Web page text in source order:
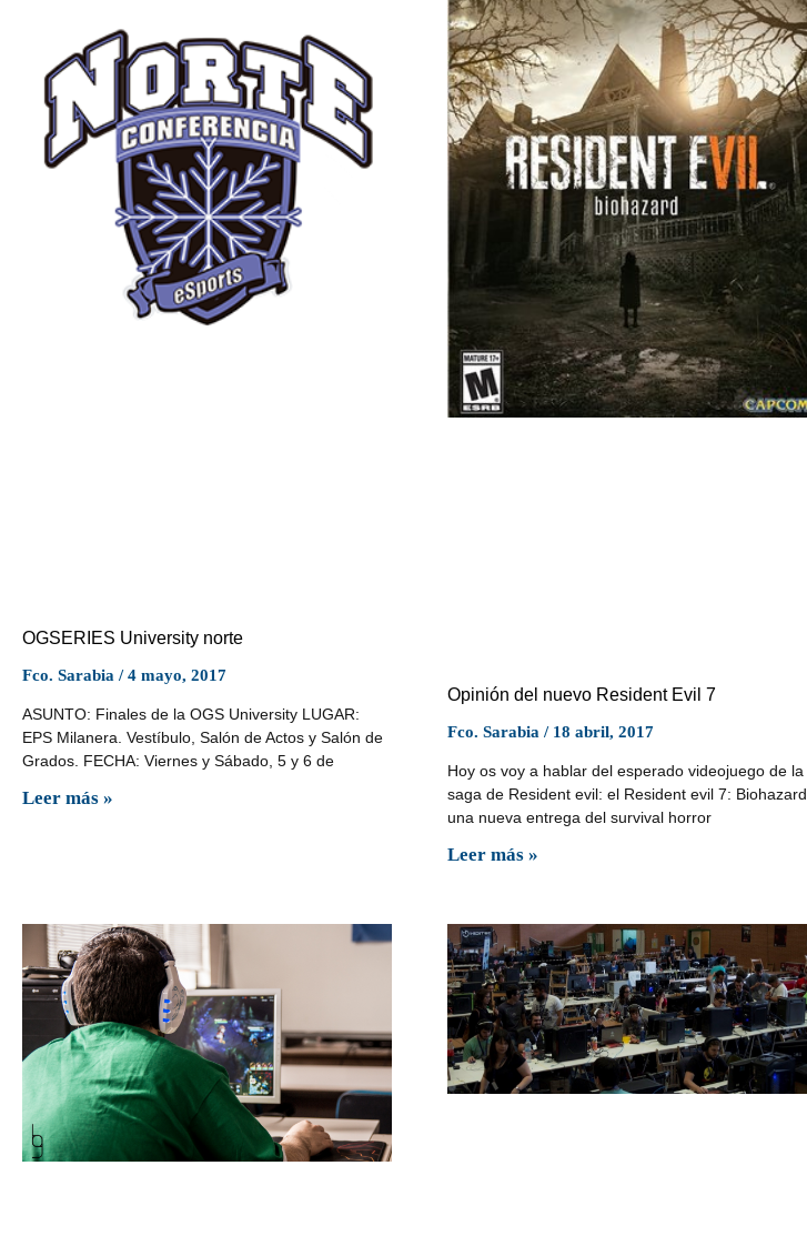
OGSERIES University norte
Fco. Sarabia 4 mayo, 2017
ASUNTO: Finales de la OGS University LUGAR:
EPS Milanera. Vestíbulo, Salón de Actos y Salón de
Grados. FECHA: Viernes y Sábado, 5 y 6 de
Leer más »
Opinión del nuevo Resident Evil 7
Fco. Sarabia 18 abril, 2017
Hoy os voy a hablar del esperado videojuego de la
saga de Resident evil: el Resident evil 7: Biohazard
una nueva entrega del survival horror
Leer más »